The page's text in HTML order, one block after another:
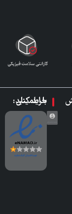
با اطمینان خرید کنید: